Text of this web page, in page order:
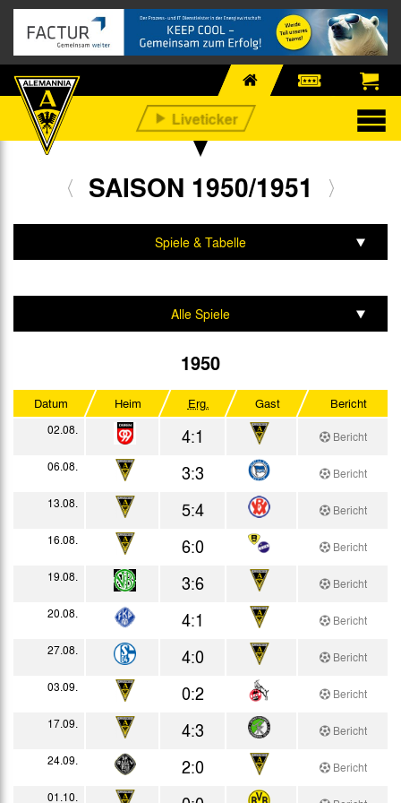
SAISON 1950/1951
Spiele & Tabelle
Alle Spiele
Relegationsrunde
Westdeutscher Pokal
1950
Datum Heim Erg. Gast Bericht
02.08. 4:1
Bericht
06.08.
3:3
Bericht
13.08.
5:4
Bericht
16.08.
6:0
Bericht
19.08.
3:6
Bericht
20.08.
4:1
Bericht
27.08.
4:0
Bericht
03.09.
0:2
Bericht
17.09.
4:3
Bericht
24.09.
2:0
Bericht
01.10.